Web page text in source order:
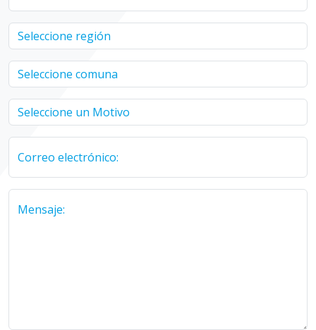
Correo electrónico:
Mensaje: